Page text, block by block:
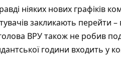
ніяких нових графіків
закликають перейти –
ВРУ також не робив
години входить у